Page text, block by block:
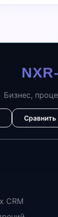
Бизнес,
CRM